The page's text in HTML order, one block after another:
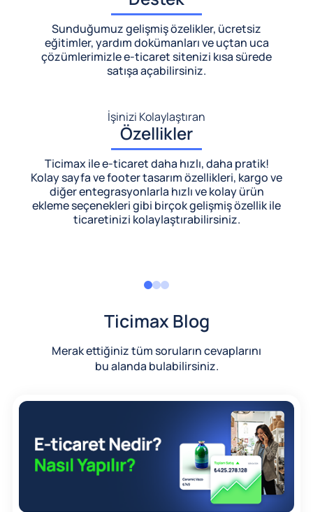
Sunduğumuz gelişmiş özelikler, ücretsiz
eğitimler, yardım dokümanları ve uçtan uca
çözümlerimizlee-ticaret sitenizi kısa sürede
satışa açabilirsiniz.
İşinizi Kolaylaştıran
Özellikler
Ticimax ile e-ticaret daha hızlı, daha pratik!
Kolay sayfa ve footer tasarım özellikleri, kargo ve
diğer entegrasyonlarla hızlı ve kolay ürün
ekleme seçenekleri gibi birçok gelişmiş özellik ile
ticaretinizi kolaylaştırabilirsiniz.
Ticimax Blog
Merak ettiğiniz tüm soruların cevaplarını
bu alanda bulabilirsiniz.